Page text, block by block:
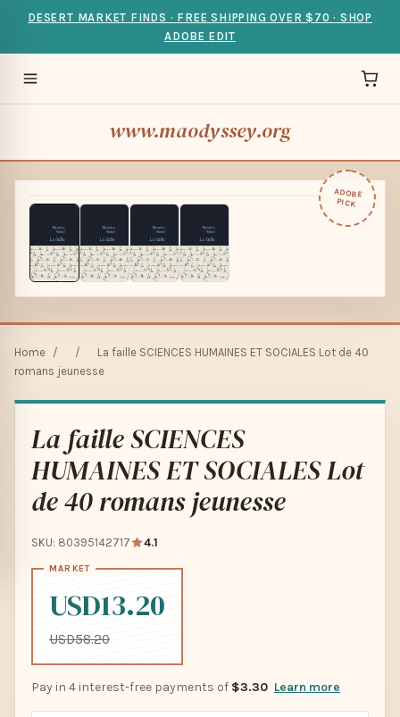
DESERT MARKET FINDS · FREE SHIPPING OVER $70 · SHOP
ADOBE EDIT
www.maodyssey.org
ADOBE
PICK
Home / /
La faille SCIENCES HUMAINES ET SOCIALES Lot de 40
romans jeunesse
La faille SCIENCES
HUMAINES ET SOCIALES Lot
de 40 romans jeunesse
SKU: 80395142717 4.1
USD13.20
USD58.20
Pay in 4 interest-free payments of $3.30 Learn more